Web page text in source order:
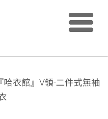
哈衣館』V領-二件式無袖